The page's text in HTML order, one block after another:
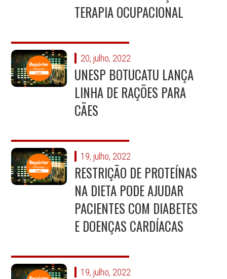
TERAPIA OCUPACIONAL
20, julho, 2022
UNESP BOTUCATU LANÇA
LINHA DE RAÇÕES PARA
CÃES
19, julho, 2022
RESTRIÇÃO DE PROTEÍNAS
NA DIETA PODE AJUDAR
PACIENTES COM DIABETES
E DOENÇAS CARDÍACAS
19, julho, 2022